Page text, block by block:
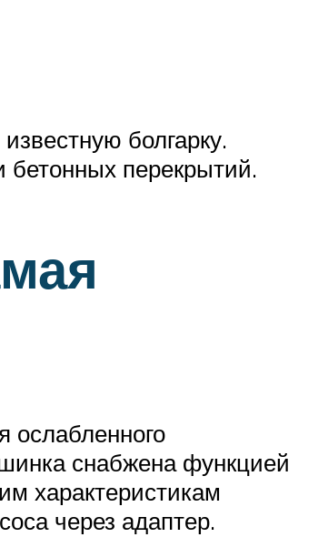
болгарку.
бетонных перекрытий.
ослабленного
снабжена функцией
характеристикам
через адаптер.